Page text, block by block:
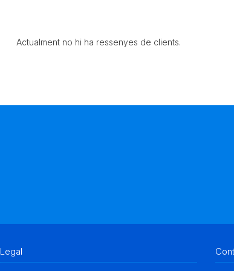
Actualment no hi ha ressenyes de clients.
Legal